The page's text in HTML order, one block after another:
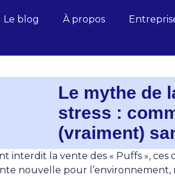
Le blog À propos
Le mythe de
stress :
(vraiment)
interdit la vente des « Puffs »,
nouvelle pour l’environnement,